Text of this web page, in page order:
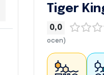
Tiger
0,0
ocen)